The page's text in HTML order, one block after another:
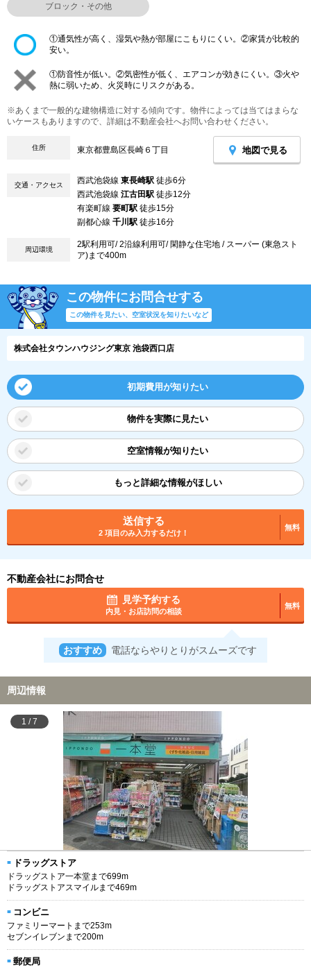
ブロック・その他
①通気性が高く、湿気や熱が部屋にこもりにくい。②家賃が比較的
安い。
①防音性が低い。②気密性が低く、エアコンが効きにくい。③火や
熱に弱いため、火災時にリスクがある。
※あくまで一般的な建物構造に対する傾向です。物件によっては当てはまらな
いケースもありますので、詳細は不動産会社へお問い合わせください。
住所 東京都豊島区長崎６丁目 地図で見る
交通・アクセス 西武池袋線 東長崎駅 徒歩6分
西武池袋線 江古田駅 徒歩12分
有楽町線 要町駅 徒歩15分
副都心線 千川駅 徒歩16分
周辺環境
2駅利用可/ 2沿線利用可/ 閑静な住宅地 / スーパー (東急スト
ア)まで400m
この物件にお問合せする
この物件を見たい、空室状況を知りたいなど
株式会社タウンハウジング東京 池袋西口店
初期費用が知りたい
物件を実際に見たい
空室情報が知りたい
もっと詳細な情報がほしい
送信する
2 項目のみ入力するだけ！
無料
不動産会社にお問合せ
見学予約する
内見・お店訪問の相談
無料
おすすめ 電話ならやりとりがスムーズです
周辺情報
1 /7
ドラッグストア
ドラッグストア一本堂まで699m
ドラッグストアスマイルまで469m
コンビニ
ファミリーマートまで253m
セブンイレブンまで200m
郵便局